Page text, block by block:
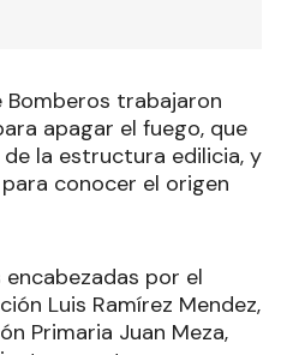
trabajaron
apagar el fuego, que
conocer el origen